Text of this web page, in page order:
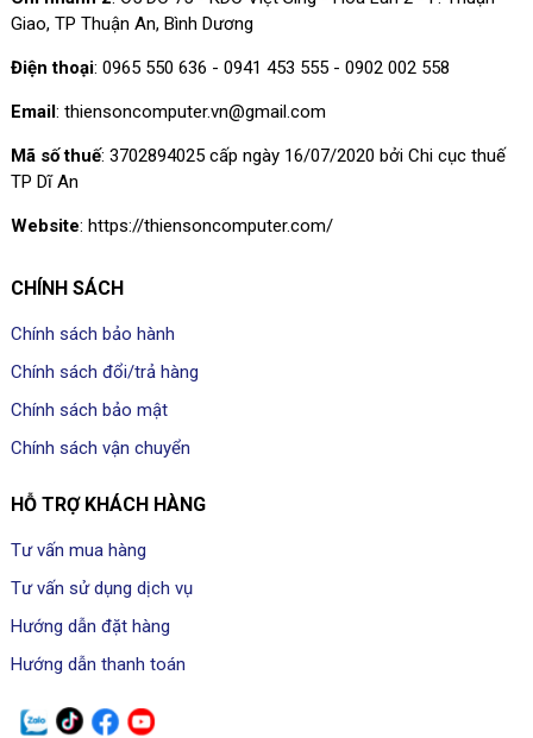
Giao, TP Thuận An, Bình Dương
Điện thoại: 0965 550 636 - 0941 453 555 - 0902 002 558
Email : thiensoncomputer.vn@gmail.com
Mã số thuế: 3702894025 cấp ngày 16/07/2020 bởi Chi cục thuế
TP Dĩ An
Website: https://thiensoncomputer.com/
CHÍNH SÁCH
Chính sách bảo hành
Chính sách đổi/trả hàng
Chính sách bảo mật
Chính sách vận chuyển
HỖ TRỢ KHÁCH HÀNG
Tư vấn mua hàng
Tư vấn sử dụng dịch vụ
Hướng dẫn đặt hàng
Hướng dẫn thanh toán